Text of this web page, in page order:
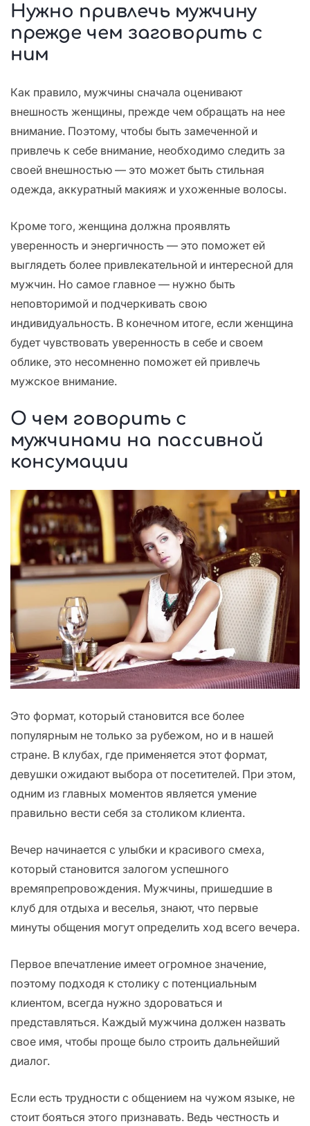
Нужно привлечь мужчину
прежде чем заговорить с
ним
Как правило, мужчины сначала оценивают
внешность женщины, прежде чем обращать на нее
внимание. Поэтому, чтобы быть замеченной и
привлечь к себе внимание, необходимо следить за
своей внешностью — это может быть стильная
одежда, аккуратный макияж и ухоженные волосы.
Кроме того, женщина должна проявлять
уверенность и энергичность — это поможет ей
выглядеть более привлекательной и интересной для
мужчин. Но самое главное — нужно быть
неповторимой и подчеркивать свою
индивидуальность. В конечном итоге, если женщина
будет чувствовать уверенность в себе и своем
облике, это несомненно поможет ей привлечь
мужское внимание.
О чем говорить с
мужчинами на пассивной
консумации
Это формат, который становится все более
популярным не только за рубежом, но и в нашей
стране. В клубах, где применяется этот формат,
девушки ожидают выбора от посетителей. При этом,
одним из главных моментов является умение
правильно вести себя за столиком клиента.
Вечер начинается с улыбки и красивого смеха,
который становится залогом успешного
времяпрепровождения. Мужчины, пришедшие в
клуб для отдыха и веселья, знают, что первые
минуты общения могут определить ход всего вечера.
Первое впечатление имеет огромное значение,
поэтому подходя к столику с потенциальным
клиентом, всегда нужно здороваться и
представляться. Каждый мужчина должен назвать
свое имя, чтобы проще было строить дальнейший
диалог.
Если есть трудности с общением на чужом языке, не
стоит бояться этого признавать. Ведь честность и